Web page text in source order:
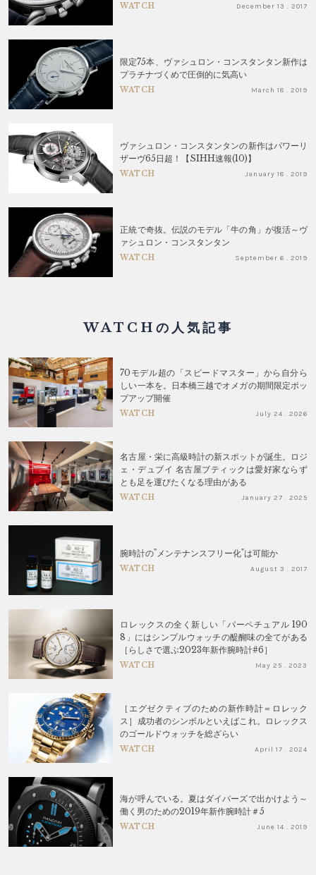
WATCH December 13 . 2017
限定75本、ヴァシュロン・コンスタンタン新作は
プラチナづくめで圧倒的に気高い
WATCH March 18 . 2019
ヴァシュロン・コンスタンタンの新作はパワーリ
ザーヴ65日超！【SIHH速報(10)】
WATCH January 18 . 2019
正統で奇抜。伝説のモデル「牛の角」が復活～ヴ
ァシュロン・コンスタンタン
WATCH September 6 . 2019
WATCHの人気記事
70モデル超の「スピードマスター」から自分ら
しい一本を。日本橋三越でオメガの期間限定ポッ
プアップ開催
WATCH July 24 . 2026
名古屋・栄に高級時計の新スポットが誕生。ロジ
ェ・デュブイ 名古屋ブティックは愛好家ならず
とも足を運びたくなる理由がある
WATCH January 27 . 2025
腕時計の"メンテナンスフリー化"は可能か
WATCH August 3 . 2017
ロレックスの全く新しい「パーペチュアル 190
8」にはシンプルウォッチの醍醐味の全てがある
［らしさで選ぶ2023年新作腕時計#6］
WATCH May 25 . 2023
［エグゼクティブのための新作時計＝ロレック
ス］成功者のシンボルといえばこれ。ロレックス
のゴールドウォッチを総ざらい
WATCH April 17 . 2024
海が呼んでいる。夏はダイバーズで出かけよう～
働く男のための2019年新作腕時計＃5
WATCH June 14 . 2019